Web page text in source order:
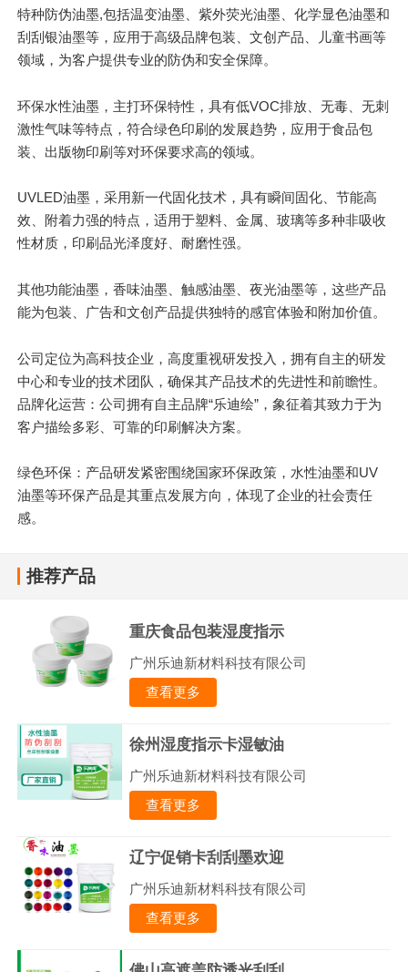
特种防伪油墨,包括温变油墨、紫外荧光油墨、化学显色油墨和
刮刮银油墨等，应用于高级品牌包装、文创产品、儿童书画等
领域，为客户提供专业的防伪和安全保障。
环保水性油墨，主打环保特性，具有低VOC排放、无毒、无刺
激性气味等特点，符合绿色印刷的发展趋势，应用于食品包
装、出版物印刷等对环保要求高的领域。
UVLED油墨，采用新一代固化技术，具有瞬间固化、节能高
效、附着力强的特点，适用于塑料、金属、玻璃等多种非吸收
性材质，印刷品光泽度好、耐磨性强。
其他功能油墨，香味油墨、触感油墨、夜光油墨等，这些产品
能为包装、广告和文创产品提供独特的感官体验和附加价值。
公司定位为高科技企业，高度重视研发投入，拥有自主的研发
中心和专业的技术团队，确保其产品技术的先进性和前瞻性。
品牌化运营：公司拥有自主品牌“乐迪绘”，象征着其致力于为
客户描绘多彩、可靠的印刷解决方案。
绿色环保：产品研发紧密围绕国家环保政策，水性油墨和UV
油墨等环保产品是其重点发展方向，体现了企业的社会责任
感。
推荐产品
重庆食品包装湿度指示
广州乐迪新材料科技有限公司
查看更多
徐州湿度指示卡湿敏油
广州乐迪新材料科技有限公司
查看更多
辽宁促销卡刮刮墨欢迎
广州乐迪新材料科技有限公司
查看更多